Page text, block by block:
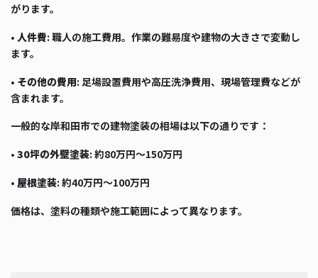
がります。
• 人件費: 職人の施工費用。作業の難易度や建物の大きさで変動し
ます。
• その他の費用: 足場設置費用や高圧洗浄費用、現場管理費などが
含まれます。
一般的な岸和田市での建物塗装の相場は以下の通りです：
• 30坪の外壁塗装: 約80万円～150万円
• 屋根塗装: 約40万円～100万円
価格は、塗料の種類や施工範囲によって異なります。